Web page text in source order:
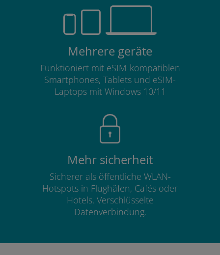
Mehrere geräte
Funktioniert mit eSIM-kompatiblen
Smartphones, Tablets und eSIM-
Laptops mit Windows 10/11
Mehr sicherheit
Sicherer als öffentliche WLAN-
Hotspots in Flughäfen, Cafés oder
Hotels. Verschlüsselte
Datenverbindung.